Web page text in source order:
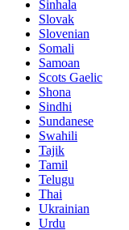
Sinhala
Slovak
Slovenian
Somali
Samoan
Scots Gaelic
Shona
Sindhi
Sundanese
Swahili
Tajik
Tamil
Telugu
Thai
Ukrainian
Urdu